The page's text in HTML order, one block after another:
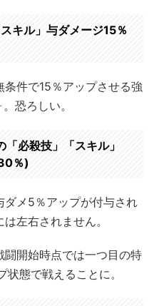
キル」与ダメージ15％
件で15％アップさせる強
恐ろしい。
必殺技」「スキル」
％)
メ5％アップが付与され
左右されません。
闘開始時点では一つ目の特
態で戦えることに。